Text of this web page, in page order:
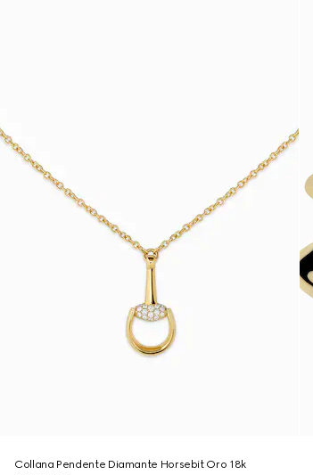
Collana Pendente Diamante Horsebit Oro 18k